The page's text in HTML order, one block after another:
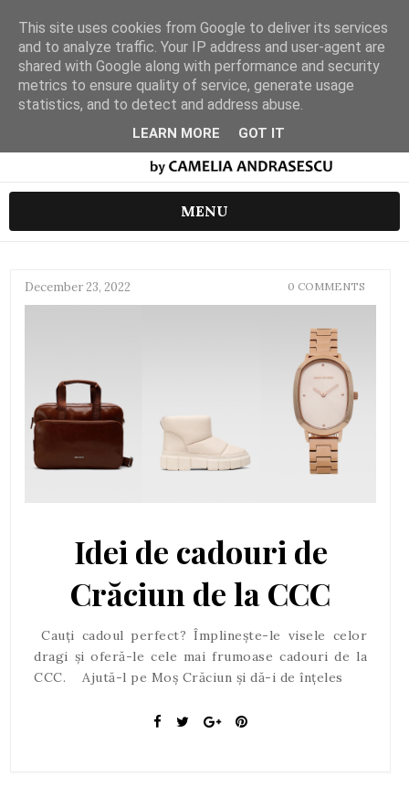
MENU
December 23, 2022 0 COMMENTS
Idei de cadouri de
Crăciun de la CCC
Cauți cadoul perfect? Împlinește-le visele celor
dragi și oferă-le cele mai frumoase cadouri de la
CCC. Ajută-l pe Moș Crăciun și dă-i de înțeles
This site uses cookies from Google to deliver its services
and to analyze traffic. Your IP address and user-agent are
shared with Google along with performance and security
metrics to ensure quality of service, generate usage
statistics, and to detect and address abuse.
LEARN MORE GOT IT